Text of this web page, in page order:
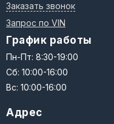
Заказать звонок
Запрос по VIN
График работы
Пн-Пт: 8:30-19:00
Сб: 10:00-16:00
Вс: 10:00-16:00
Адрес